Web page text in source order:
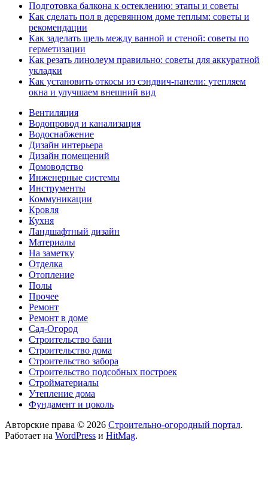
Подготовка балкона к остеклению: этапы и советы
Как сделать пол в деревянном доме теплым: советы и
рекомендации
Как заделать щель между ванной и стеной: советы по
герметизации
Как резать линолеум правильно: советы для аккуратной
укладки
Как установить откосы из сэндвич-панели: утепляем
окна и улучшаем внешний вид
Вентиляция
Водопровод и канализация
Водоснабжение
Дизайн интерьера
Дизайн помещений
Домоводство
Инженерные системы
Инструменты
Коммуникации
Кровля
Кухня
Ландшафтный дизайн
Материалы
На заметку
Отделка
Отопление
Полы
Прочее
Ремонт
Ремонт в доме
Сад-Огород
Строительство бани
Строительство дома
Строительство забора
Строительство подсобных построек
Стройматериалы
Утепление дома
Фундамент и цоколь
Авторские права © 2026 Строительно-огородный портал.
Работает на WordPress и HitMag.